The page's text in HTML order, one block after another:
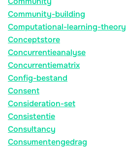
Community-building
Computational-learning-theory
Conceptstore
Concurrentieanalyse
Concurrentiematrix
Config-bestand
Consent
Consideration-set
Consistentie
Consultancy
Consumentengedrag